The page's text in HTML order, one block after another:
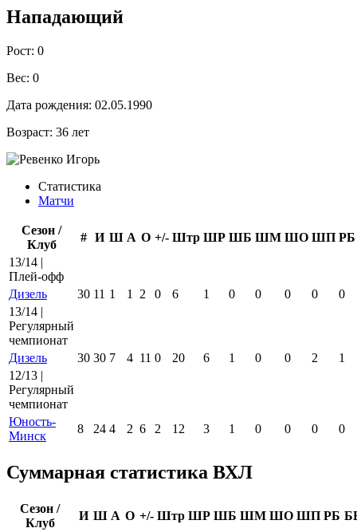
Нападающий
Рост: 0
Вес: 0
Дата рождения: 02.05.1990
Возраст: 36 лет
Статистика
Матчи
Сезон /
Клуб
# И Ш А О +/- Штр ШР ШБ ШМ ШО ШП РБ
13/14 |
Плей-офф
Дизель
30 11 1 1 2 0 6 1 0 0 0 0
0
13/14 |
Регулярный
чемпионат
Дизель
30 30 7 4 11 0 20 6 1 0 0 2
1
12/13 |
Регулярный
чемпионат
Юность-
Минск
8 24 4 2 6 2 12 3 1 0 0 0 0
Суммарная статистика ВХЛ
Сезон /
Клуб
И Ш А О +/- Штр ШР ШБ ШМ ШО ШП РБ